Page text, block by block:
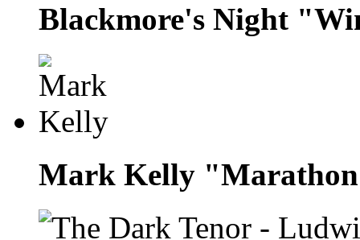
Blackmore's Night
Mark Kelly